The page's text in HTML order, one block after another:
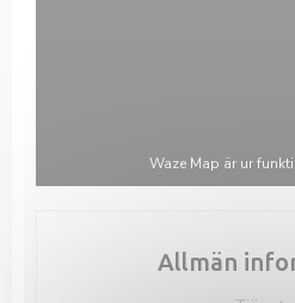
Waze Map är ur
Allmän